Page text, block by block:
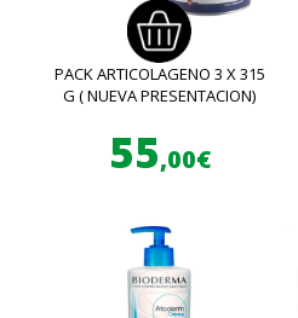
PACK ARTICOLAGENO 3 X 315
G ( NUEVA PRESENTACION)
55,00€